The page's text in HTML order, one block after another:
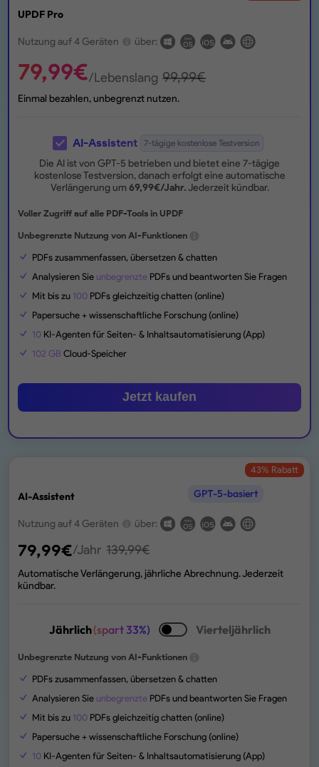
UPDF Pro
Nutzung auf 4 Geräten über:
79,99€/Lebenslang 99,99€
Einmal bezahlen, unbegrenzt nutzen.
AI-Assistent 7-tägige kostenlose Testversion
Die AI ist von GPT-5 betrieben und bietet eine 7-tägige
kostenlose Testversion, danach erfolgt eine automatische
Verlängerung um 69,99€/Jahr.Jederzeit kündbar.
Voller Zugriff auf alle PDF-Tools in UPDF
Unbegrenzte Nutzung von AI-Funktionen
PDFs zusammenfassen, übersetzen & chatten
Analysieren Sie unbegrenzte PDFs und beantworten Sie Fragen
Mit bis zu 100 PDFs gleichzeitig chatten (online)
Papersuche + wissenschaftliche Forschung (online)
10 KI-Agenten für Seiten- & Inhaltsautomatisierung (App)
102 GB Cloud-Speicher
Jetzt kaufen
AI-Assistent GPT-5-basiert
43% Rabatt
Nutzung auf 4 Geräten über:
79,99€/Jahr 139,99€
Automatische Verlängerung, jährliche Abrechnung. Jederzeit
kündbar.
Jährlich(spart 33%) Vierteljährlich
Unbegrenzte Nutzung von AI-Funktionen
PDFs zusammenfassen, übersetzen & chatten
Analysieren Sie unbegrenzte PDFs und beantworten Sie Fragen
Mit bis zu 100 PDFs gleichzeitig chatten (online)
Papersuche + wissenschaftliche Forschung (online)
10 KI-Agenten für Seiten- & Inhaltsautomatisierung (App)